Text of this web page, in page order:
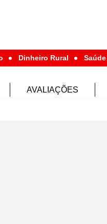
Dinheiro Rural Saúde
AVALIAÇÕES